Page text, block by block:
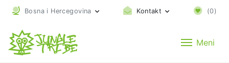
Bosna i Hercegovina Kontakt (0)
Meni